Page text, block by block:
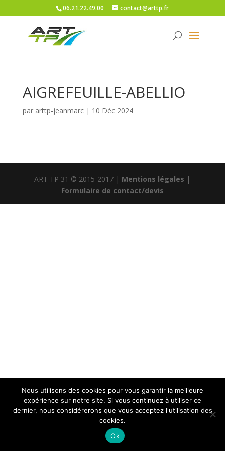
06.21.22.49.00 contact@arttp.fr
AIGREFEUILLE-ABELLIO
par arttp-jeanmarc| 10 Déc 2024
ART TP 31 © 2015-2017 | Mentions légales |
Formulaire de contact/devis
Nous utilisons des cookies pour vous garantir la meilleure
expérience sur notre site. Si vous continuez à utiliser ce
dernier, nous considérerons que vous acceptez l'utilisation des
cookies.
Ok